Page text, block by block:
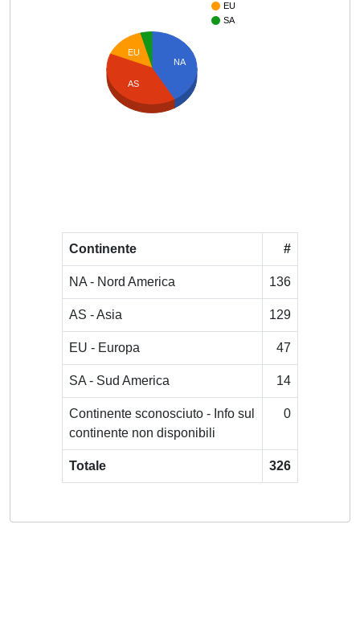
EU
SA
NA
EU
AS
Continente #
NA - Nord America 136
AS - Asia 129
EU - Europa 47
SA - Sud America 14
Continente sconosciuto - Info sul
continente non disponibili
0
Totale 326